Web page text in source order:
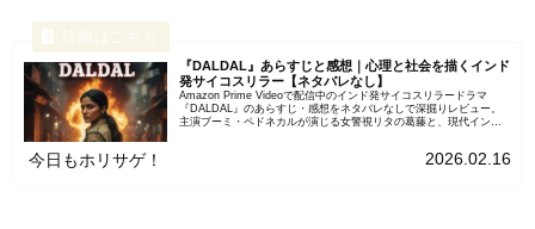
『DALDAL』あらすじと感想｜心理と社会を描くインド
発サイコスリラー【ネタバレなし】
Amazon Prime Videoで配信中のインド発サイコスリラードラマ
『DALDAL』のあらすじ・感想をネタバレなしで深掘りレビュー。
主演ブーミ・ペドネカルが演じる女警視リタの葛藤と、現代インド
今日もホリサゲ！ 2026.02.16